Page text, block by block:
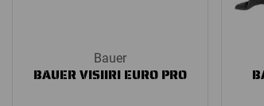
Bauer
BAUER VISIIRI EURO PRO